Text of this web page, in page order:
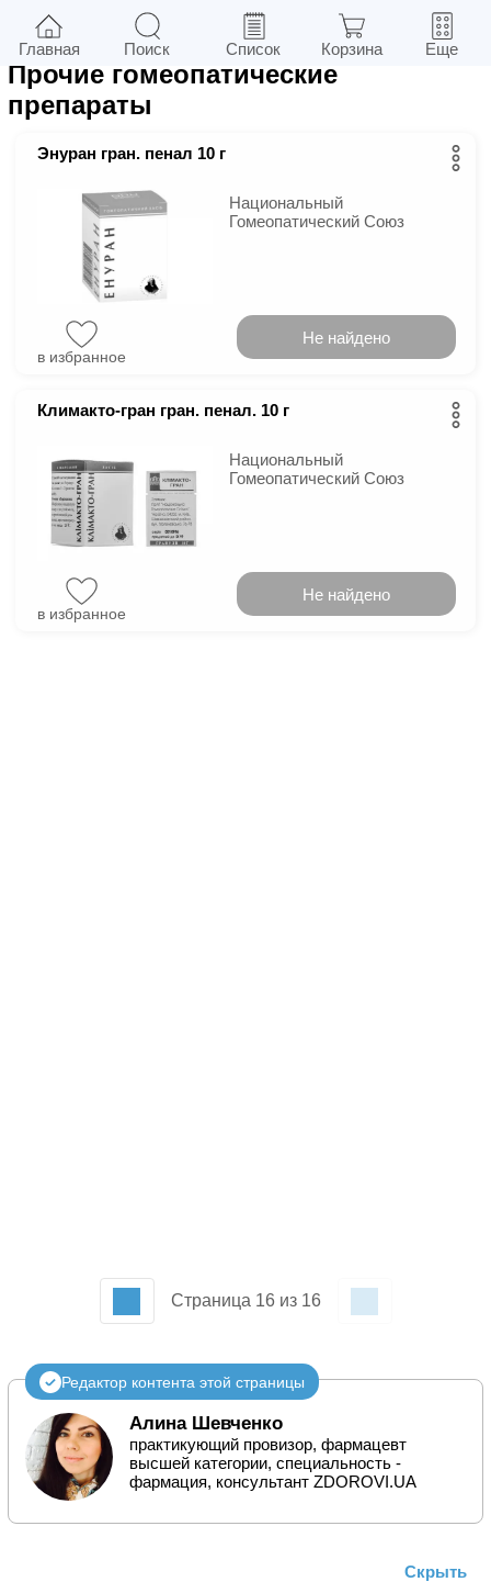
Фильтры в г.Киев
Прочие гомеопатические
препараты
Энуран гран. пенал 10 г
Национальный
Гомеопатический Союз
в избранное
Не найдено
Климакто-гран гран. пенал. 10 г
Национальный
Гомеопатический Союз
в избранное
Не найдено
Страница 16 из 16
Редактор контента этой страницы
Алина Шевченко
практикующий провизор, фармацевт
высшей категории, специальность -
фармация, консультант ZDOROVI.UA
Скрыть
Главная Поиск Список Корзина Еще